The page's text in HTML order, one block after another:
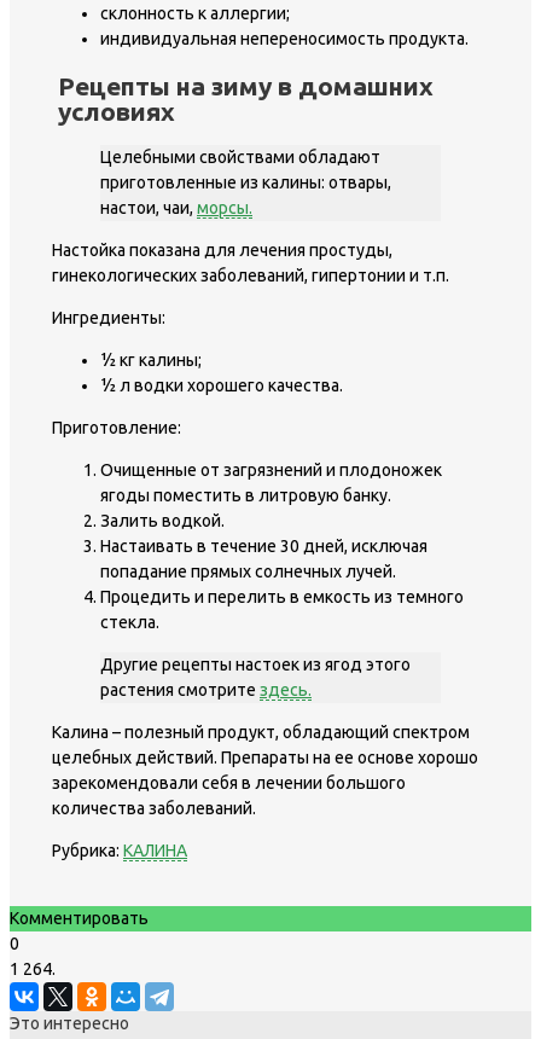
склонность к аллергии;
индивидуальная непереносимость продукта.
Рецепты на зиму в домашних
условиях
Целебными свойствами обладают
приготовленные из калины: отвары,
настои, чаи, морсы.
Настойка показана для лечения простуды,
гинекологических заболеваний, гипертонии и т.п.
Ингредиенты:
½ кг калины;
½ л водки хорошего качества.
Приготовление:
Очищенные от загрязнений и плодоножек
ягоды поместить в литровую банку.
Залить водкой.
Настаивать в течение 30 дней, исключая
попадание прямых солнечных лучей.
Процедить и перелить в емкость из темного
стекла.
Другие рецепты настоек из ягод этого
растения смотрите здесь.
Калина – полезный продукт, обладающий спектром
целебных действий. Препараты на ее основе хорошо
зарекомендовали себя в лечении большого
количества заболеваний.
Рубрика: КАЛИНА
Комментировать
0
1 264.
Это интересно